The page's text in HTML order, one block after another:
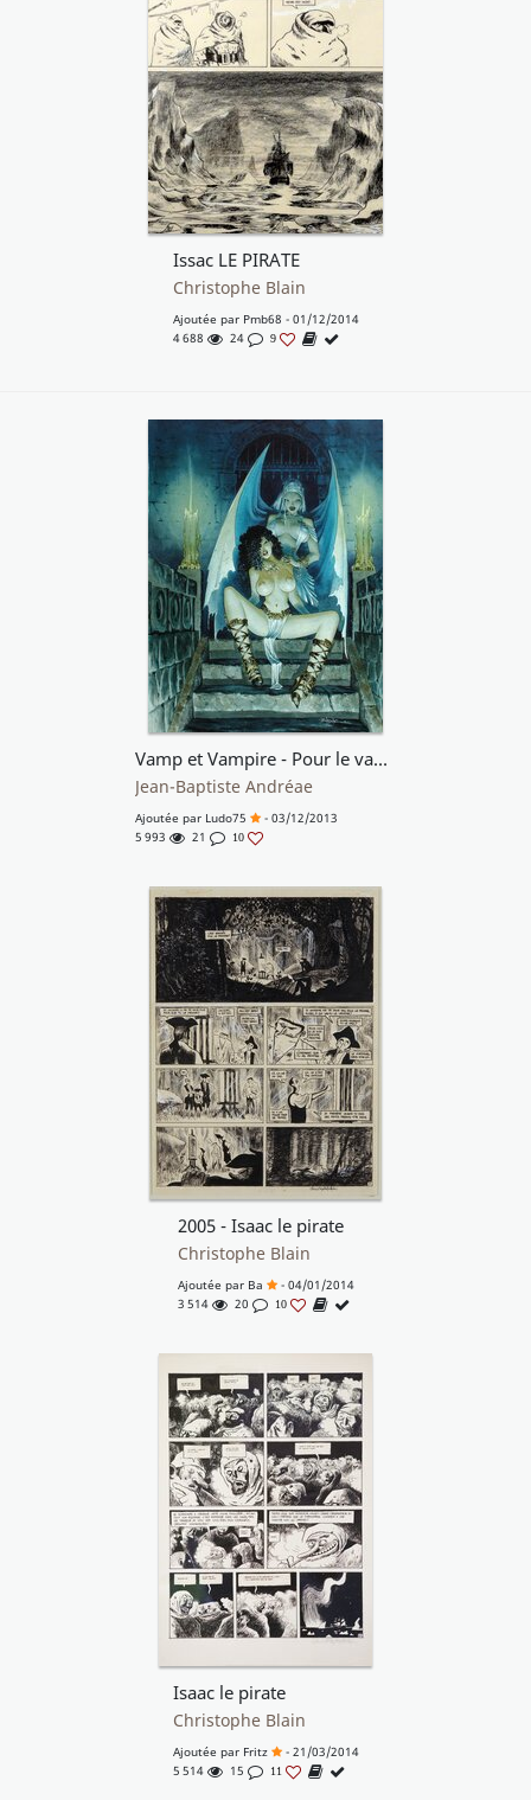
Issac LE PIRATE
Christophe Blain
Ajoutée par Pmb68 - 01/12/2014
4 688
24 9
Vamp et Vampire - Pour le vampire et le meilleur
Jean-Baptiste Andréae
Ajoutée par Ludo75
- 03/12/2013
5 993
21 10
2005 - Isaac le pirate
Christophe Blain
Ajoutée par Ba
- 04/01/2014
3 514
20 10
Isaac le pirate
Christophe Blain
Ajoutée par Fritz
- 21/03/2014
5 514
15 11